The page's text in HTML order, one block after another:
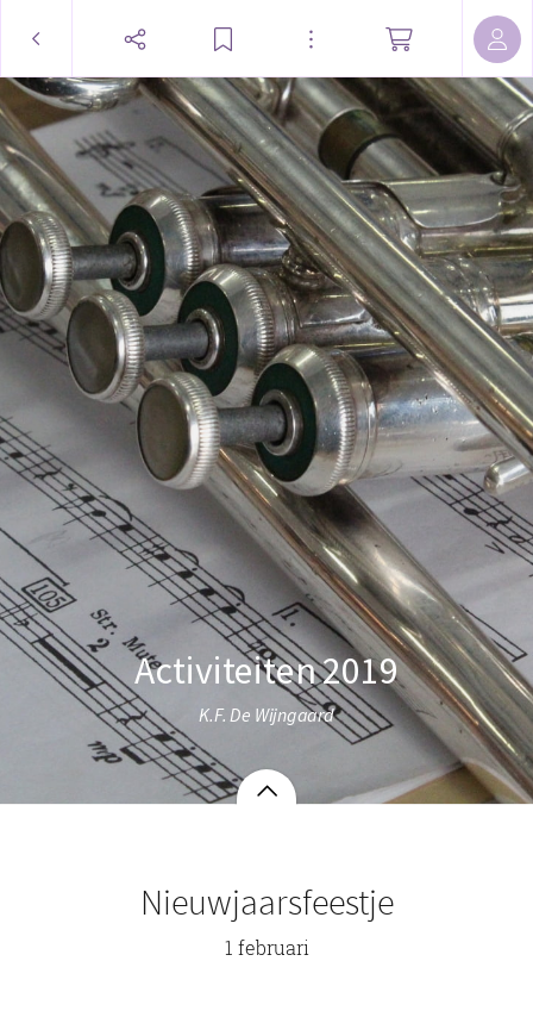
Activiteiten 2019
K.F. De Wijngaard
Nieuwjaarsfeestje
1 februari